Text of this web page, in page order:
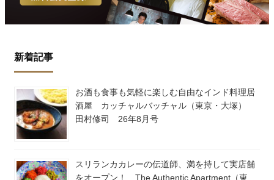
新着記事
お酒も食事も気軽に楽しむ自由なインド料理居
酒屋 カッチャルバッチャル（東京・大塚）
田村修司 26年8月号
スリランカカレーの伝道師、満を持して実店舗
をオープン！ The Authentic Apartment（東